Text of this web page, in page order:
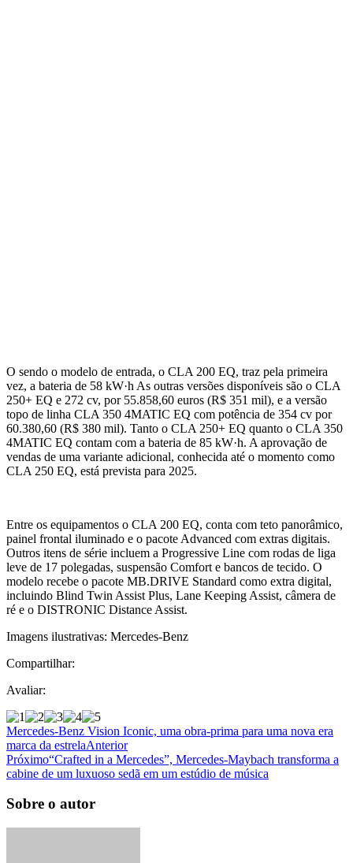
O sendo o modelo de entrada, o CLA 200 EQ, traz pela primeira
vez, a bateria de 58 kW·h As outras versões disponíveis são o CLA
250+ EQ e 272 cv, por 55.858,60 euros (R$ 351 mil), e a versão
topo de linha CLA 350 4MATIC EQ com potência de 354 cv por
60.380,60 (R$ 380 mil). Tanto o CLA 250+ EQ quanto o CLA 350
4MATIC EQ contam com a bateria de 85 kW·h. A aprovação de
vendas de uma variante adicional, conhecida até o momento como
CLA 250 EQ, está prevista para 2025.
Entre os equipamentos o CLA 200 EQ, conta com teto panorâmico,
painel frontal iluminado e o pacote Advanced com extras digitais.
Outros itens de série incluem a Progressive Line com rodas de liga
leve de 17 polegadas, suspensão Comfort e bancos de tecido. O
modelo recebe o pacote MB.DRIVE Standard como extra digital,
incluindo Blind Twin Assist Plus, Lane Keeping Assist, câmera de
ré e o DISTRONIC Distance Assist.
Imagens ilustrativas: Mercedes-Benz
Compartilhar:
Avaliar:
Mercedes-Benz Vision Iconic, uma obra-prima para uma nova era
marca da estrelaAnterior
Próximo“Crafted in a Mercedes”, Mercedes-Maybach transforma a
cabine de um luxuoso sedã em um estúdio de música
Sobre o autor